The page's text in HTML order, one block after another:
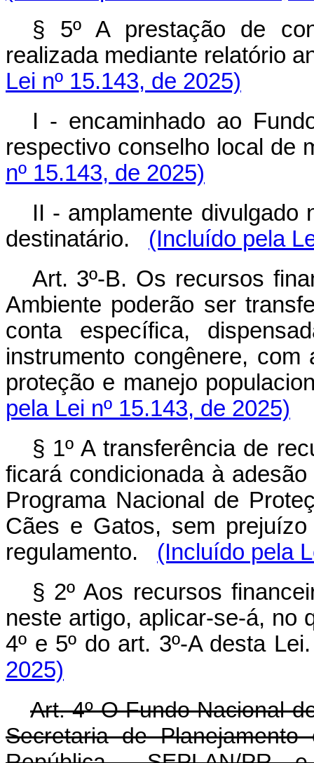
§ 5º A prestação de
realizada mediante relatório
Lei nº 15.143, de 2025)
I - encaminhado ao
respectivo conselho local de
nº 15.143, de 2025)
II - amplamente divulgado
destinatário.
(Incluído pela
Art. 3º-B. Os recursos
Ambiente poderão ser
conta específica,
instrumento congênere,
proteção e manejo
pela Lei nº 15.143, de 2025)
§ 1º A transferência de
ficará condicionada à
Programa Nacional de
Cães e Gatos, sem
regulamento.
(Incluído pela
§ 2º Aos recursos
neste artigo, aplicar-se-á, no
4º e 5º do art. 3º-A
2025)
Art. 4º O Fundo Nacional
Secretaria de